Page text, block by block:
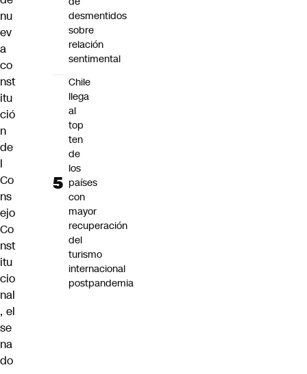
nu
ev
a
co
nst
itu
ció
n
de
l
Co
ns
ejo
Co
nst
itu
cio
nal
, el
se
na
do
desmentidos
sobre
relación
sentimental
Chile
llega
al
top
ten
de
los
países
con
mayor
recuperación
del
turismo
internacional
postpandemia